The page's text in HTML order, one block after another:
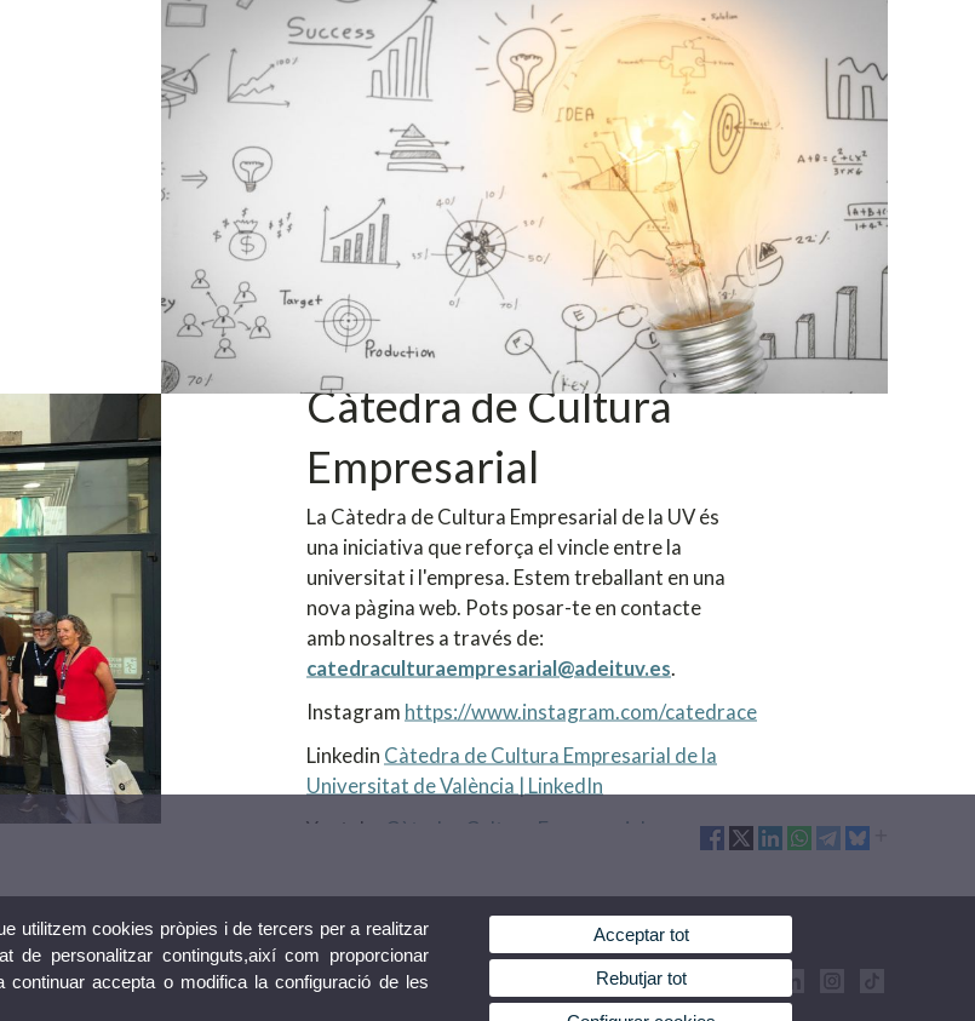
Càtedra de Cultura
Empresarial
La Càtedra de Cultura Empresarial de la UV és
una iniciativa que reforça el vincle entre la
universitat i l'empresa. Estem treballant en una
nova pàgina web. Pots posar-te en contacte
amb nosaltres a través de:
catedraculturaempresarial@adeituv.es
Instagram https://www.instagram.com/catedrace
Linkedin Càtedra de Cultura Empresarial de la
Universitat de València | LinkedIn
Youtube
Càtedra Cultura Empresarial
utilitzem cookies pròpies i de tercers per a realitzar
personalitzar continguts,així com proporcionar
accepta o modifica la configuració de les
Acceptar tot
Rebutjar tot